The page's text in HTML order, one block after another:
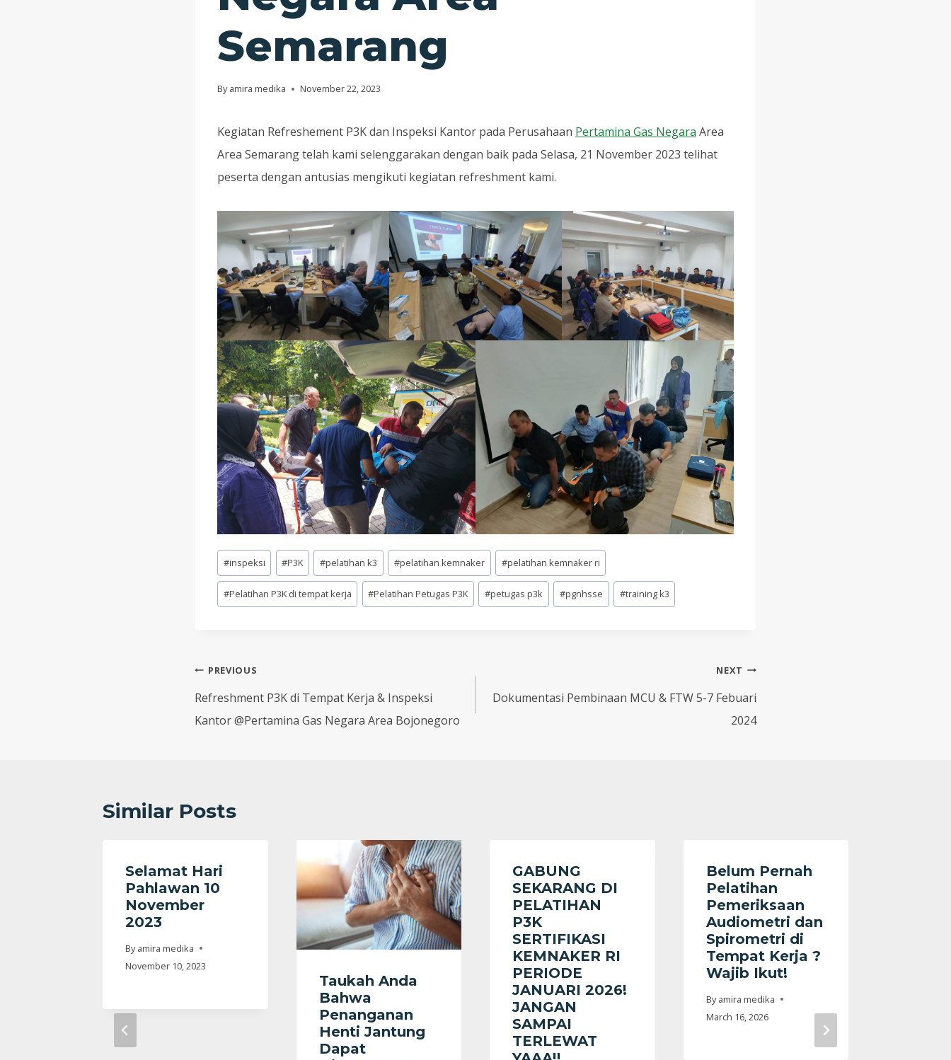
Semarang
By amira medika November 22, 2023
Kegiatan Refreshement P3K dan Inspeksi Kantor pada Perusahaan Pertamina Gas Negara Area
Area Semarang telah kami selenggarakan dengan baik pada Selasa, 21 November 2023 telihat
peserta dengan antusias mengikuti kegiatan refreshment kami.
Post
Tags:
#inspeksi #P3K #pelatihan k3 #pelatihan kemnaker #pelatihan kemnaker ri
#Pelatihan P3K di tempat kerja #Pelatihan Petugas P3K #petugas p3k #pgnhsse #training k3
Post
navigation
PREVIOUS
Refreshment P3K di Tempat Kerja & Inspeksi
Kantor @Pertamina Gas Negara Area Bojonegoro
NEXT
Dokumentasi Pembinaan MCU & FTW 5-7 Febuari
2024
Similar Posts
Selamat Hari
Pahlawan 10
November
2023
By amira medika
November 10, 2023
Taukah Anda
Bahwa
Penanganan
Henti Jantung
Dapat
GABUNG
SEKARANG DI
PELATIHAN
P3K
SERTIFIKASI
KEMNAKER RI
PERIODE
JANUARI 2026!
JANGAN
SAMPAI
TERLEWAT
Belum Pernah
Pelatihan
Pemeriksaan
Audiometri dan
Spirometri di
Tempat Kerja ?
Wajib Ikut!
By amira medika
March 16, 2026